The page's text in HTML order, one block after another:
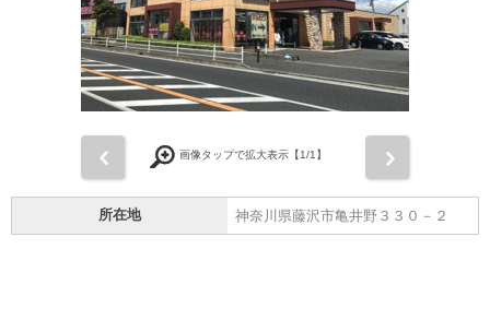
画像タップで拡大表示【1/1】
所在地 神奈川県藤沢市亀井野３３０－２